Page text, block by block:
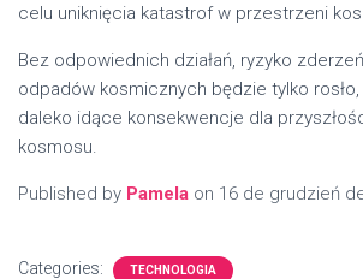
celu uniknięcia katastrof w przestrzeni
Bez odpowiednich działań, ryzyko
odpadów kosmicznych będzie tylko
daleko idące konsekwencje dla
kosmosu.
Published by Pamela on 16 de grudzień
Categories: TECHNOLOGIA